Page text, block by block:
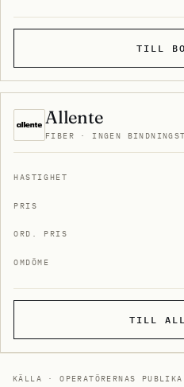
TILL
Allente
FIBER · INGEN
TILL
KÄLLA · OPERATÖRERNAS